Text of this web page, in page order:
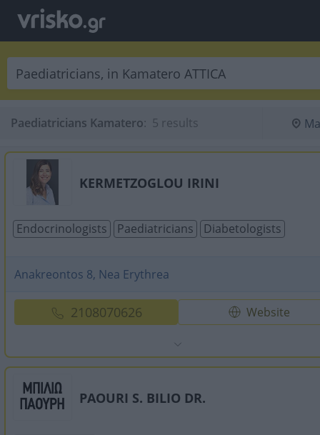
Paediatricians Kamatero: 5 results
KERMETZOGLOU IRINI
Endocrinologists Paediatricians Diabetologists
Anakreontos 8, Nea Erythrea
2108070626 Website
PAOURI S. BILIO DR.